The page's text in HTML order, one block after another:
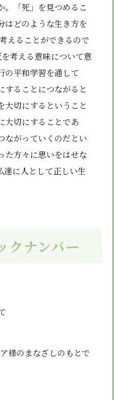
。「死」を見つめるこ
はどのような生き方を
えることができるので
考える意味について意
の平和学習を通して
することにつながると
大切にするということ
大切にすることであ
ながっていくのだとい
た方々に思いをはせな
達に人として正しい生
クナンバー
様のまなざしのもとで